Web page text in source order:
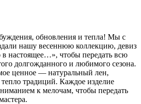
, обновления и тепла! Мы с
нашу весеннюю коллекцию, девиз
в настоящее…», чтобы передать всю
долгожданного и любимого сезона.
ценное — натуральный лен,
традиций. Каждое изделие
к мелочам, чтобы передать